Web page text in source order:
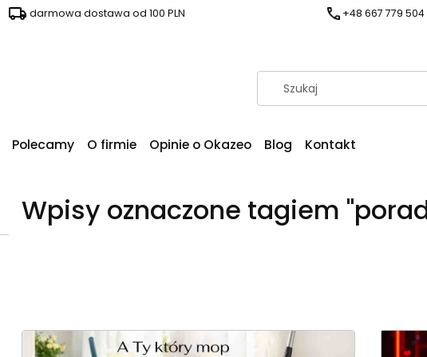
darmowa dostawa od 100 PLN +48 667 779 504
Polecamy O firmie Opinie o Okazeo Blog Kontakt
Wpisy oznaczone tagiem